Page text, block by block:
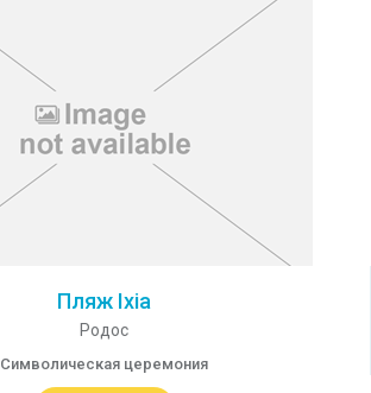
Пляж Ixia
Родос
Символическая церемония